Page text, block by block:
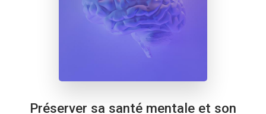
Préserver sa santé mentale et son